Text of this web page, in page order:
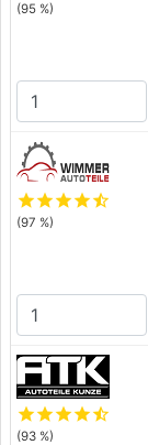
(95 %)
starstarstarstarstar_half
(97 %)
starstarstarstarstar_half
(93 %)